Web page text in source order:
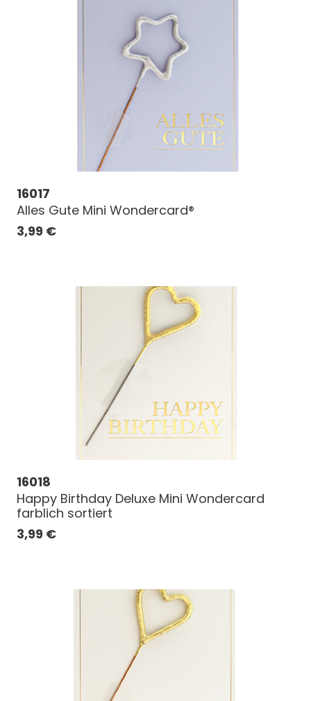
16017
Alles Gute Mini Wondercard®
3,99 €
16018
Happy Birthday Deluxe Mini Wondercard
farblich sortiert
3,99 €